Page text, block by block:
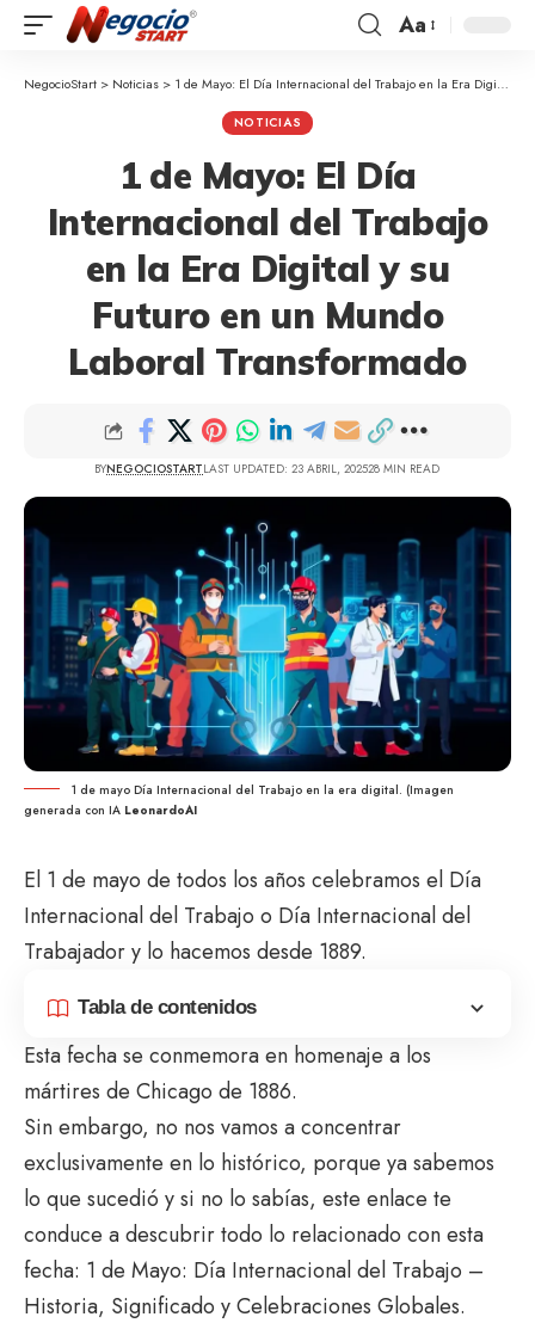
Aa
NegocioStart > Noticias > 1 de Mayo: El Día Internacional del Trabajo en la Era Digital y su Futuro en un Mundo Laboral Transformado
NOTICIAS
1 de Mayo: El Día
Internacional del Trabajo
en la Era Digital y su
Futuro en un Mundo
Laboral Transformado
BYNEGOCIOSTARTLAST UPDATED: 23 ABRIL, 202528 MIN READ
1 de mayo Día Internacional del Trabajo en la era digital. (Imagen
generada con IA LeonardoAI
El 1 de mayo de todos los años celebramos el Día
Internacional del Trabajo o Día Internacional del
Trabajador y lo hacemos desde 1889.
Tabla de contenidos
Esta fecha se conmemora en homenaje a los
mártires de Chicago de 1886.
Sin embargo, no nos vamos a concentrar
exclusivamente en lo histórico, porque ya sabemos
lo que sucedió y si no lo sabías, este enlace te
conduce a descubrir todo lo relacionado con esta
fecha: 1 de Mayo: Día Internacional del Trabajo –
Historia, Significado y Celebraciones Globales.